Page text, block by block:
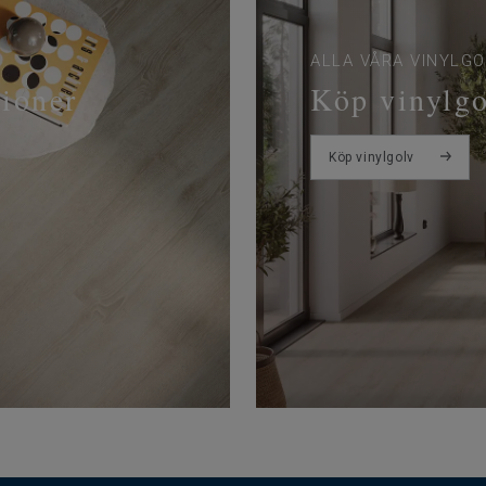
ALLA VÅRA
Köp
Köp vinylgolv